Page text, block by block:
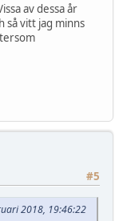
av dessa år
så vitt jag minns
#5
2018, 19:46:22